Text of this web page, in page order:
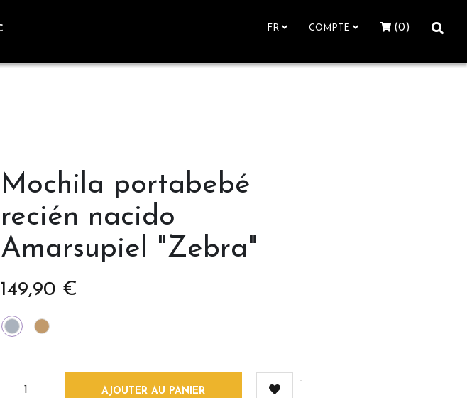
(0)
COMPTE
FR
Mochila portabebé
recién nacido
Amarsupiel "Zebra"
149,90 €
Gris Camel
AJOUTER AU PANIER